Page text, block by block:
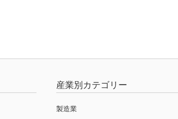
産業別カテゴリー
製造業